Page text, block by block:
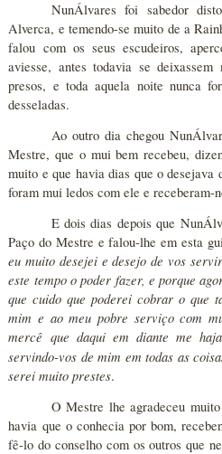
NunÁlvares foi sabedor
Alverca, e temendo-se muito de a
falou com os seus escudeiros,
aviesse, antes todavia se
presos, e toda aquela noite nunca
desseladas.
Ao outro dia chegou
Mestre, que o mui bem recebeu,
muito e que havia dias que o desejava
foram mui ledos com ele e receberam-
E dois dias depois que
Paço do Mestre e falou-lhe em esta
eu muito desejei e desejo de vos
este tempo o poder fazer, e porque
que cuido que poderei cobrar o que
mim e ao meu pobre serviço com
mercê que daqui em diante me
servindo-vos de mim em todas as
serei muito prestes.
O Mestre lhe agradeceu
havia que o conhecia por bom,
fê-lo do conselho com os outros que